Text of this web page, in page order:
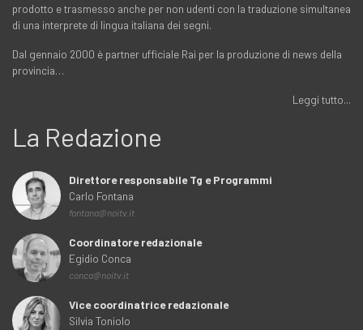
prodotto e trasmesso anche per non udenti con la traduzione simultanea
di una interprete di lingua italiana dei segni.
Dal gennaio 2000 è partner ufficiale Rai per la produzione di news della
provincia…
Leggi tutto...
La Redazione
Direttore responsabile Tg e Programmi
Carlo Fontana
fontana@noitv.it
Coordinatore redazionale
Egidio Conca
conca@noitv.it
Vice coordinatrice redazionale
Silvia Toniolo